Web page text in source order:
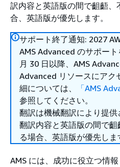
訳内容と英語版の間で齟齬
合、英語版が優先します。
サポート終了通知: 2027
AMS Advanced のサポー
月 30 日以降、AMS
Advanced リソースにアク
細については、
「AMS
参照してください。
翻訳は機械翻訳により提
翻訳内容と英語版の間で
る場合、英語版が優先しま
AMS には、成功に役立つ情